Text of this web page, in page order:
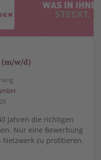
(m/w/d)
Jahren die richtigen
Nur eine Bewerbung
zu profitieren.